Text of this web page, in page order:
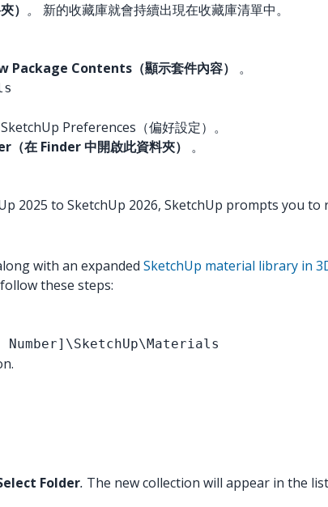
） 。
新的收藏庫就會持續出現在收藏庫清單中。
Package Contents（顯示套件內容）
。
SketchUp Preferences（偏好設定）。
在 Finder 中開啟此資料夾）
。
2025 to SketchUp 2026, SketchUp prompts you
with an expanded SketchUp material library in
these steps:
Number]\SketchUp\Materials
Folder. The new collection will appear in the